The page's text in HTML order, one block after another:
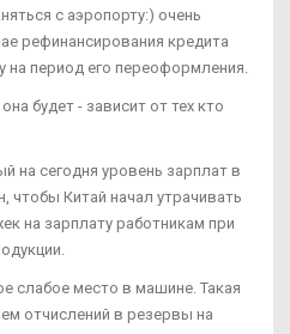
с аэропорту:) очень
рефинансирования кредита
на период его переоформления.
будет - зависит от тех кто
на сегодня уровень зарплат в
Китай начал утрачивать
на зарплату работникам при
слабое место в машине. Такая
отчислений в резервы на